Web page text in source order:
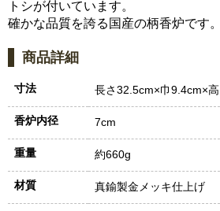
トシが付いています。
確かな品質を誇る国産の柄香炉です。
商品詳細
寸法 長さ32.5cm×巾9.4cm×
香炉内径 7cm
重量 約660g
材質 真鍮製金メッキ仕上げ